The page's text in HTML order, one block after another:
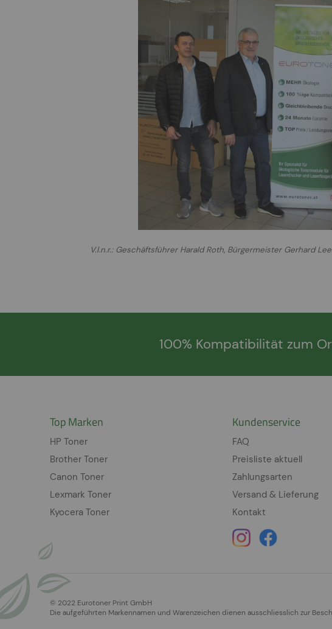
V.l.n.r.: Geschäftsführer Harald Roth, Bürgermeister Gerhard
100% Kompatibilität zum
Top Marken
HP Toner
Brother Toner
Canon Toner
Lexmark Toner
Kyocera Toner
Kundenservice
FAQ
Preisliste aktuell
Zahlungsarten
Versand & Lieferung
Kontakt
© 2022 Eurotoner Print GmbH
Die aufgeführten Markennamen und Warenzeichen dienen ausschliesslich zur